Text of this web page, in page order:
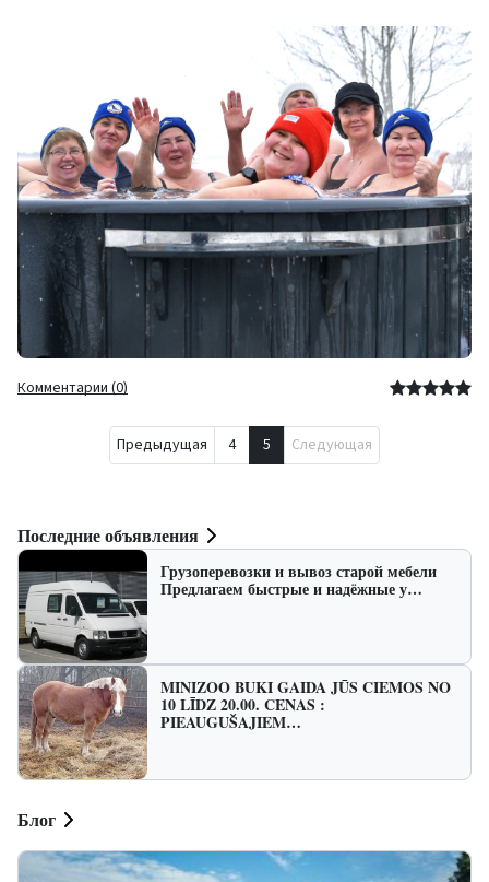
Комментарии (0)
Предыдущая 4 5 Следующая
Последние объявления
Грузоперевозки и вывоз старой мебели
Предлагаем быстрые и надёжные у…
MINIZOO BUKI GAIDA JŪS CIEMOS NO
10 LĪDZ 20.00. CENAS :
PIEAUGUŠAJIEM…
Блог